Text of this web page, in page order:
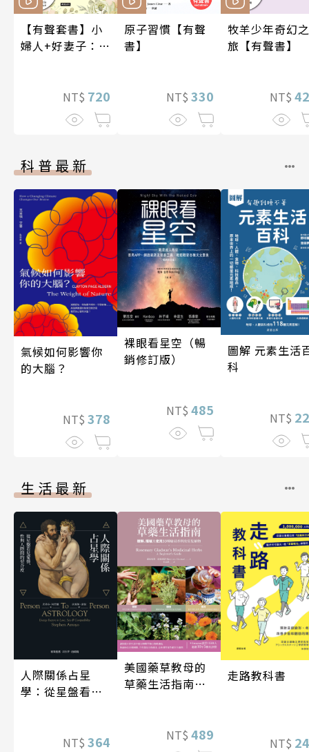
【有聲套書】小
婦人+好妻子：路
NT$ 720
原子習慣【有聲
書】
NT$ 330
牧羊少年奇幻之
旅【有聲書】
NT$
科普最新
氣候如何影響你
的大腦？
NT$ 378
裸眼看星空（暢
銷修訂版）
NT$ 485
圖解 元素生活
科
NT$
生活最新
人際關係占星
學：從星盤看見
NT$ 364
美國藥草教母的
草藥生活指南
NT$ 489
走路教科書
NT$